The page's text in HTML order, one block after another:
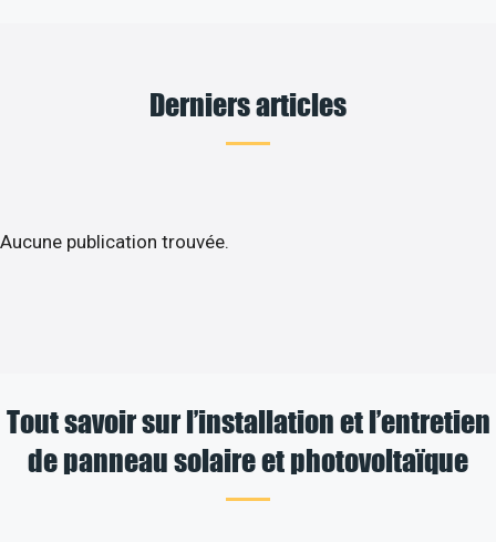
Derniers articles
Aucune publication trouvée.
Tout savoir sur l’installation et l’entretien
de panneau solaire et photovoltaïque